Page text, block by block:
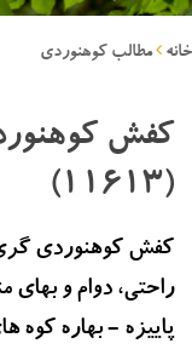
خانه مطالب کوهنوردی
کفش
(11613)
راحتی، دوام و